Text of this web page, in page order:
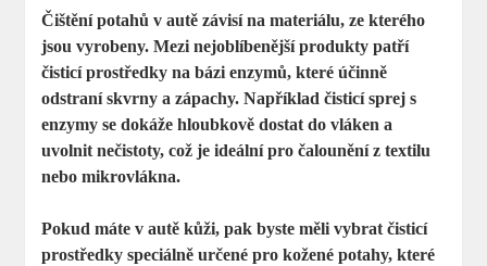
Čištění potahů v autě závisí na materiálu, ze kterého
jsou vyrobeny. Mezi nejoblíbenější produkty patří
čisticí prostředky na bázi enzymů, které účinně
odstraní skvrny a zápachy. Napříkladčisticí sprej s
enzymy se dokáže hloubkově dostat do vláken a
uvolnit nečistoty, což je ideální pro čalounění z textilu
nebo mikrovlákna.
Pokud máte v autě kůži, pak byste měli vybrat čisticí
prostředky speciálně určené prokožené potahy, které